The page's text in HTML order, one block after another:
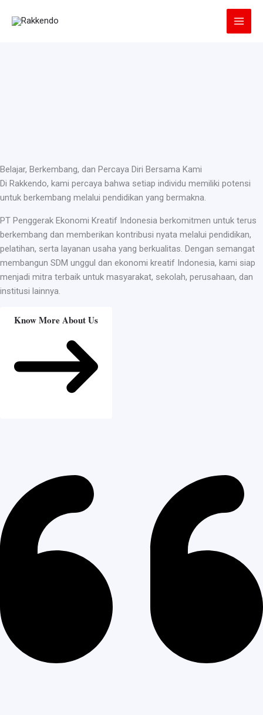
Belajar, Berkembang, dan Percaya Diri Bersama Kami
Di Rakkendo, kami percaya bahwa setiap individu memiliki potensi
untuk berkembang melalui pendidikan yang bermakna.
PT Penggerak Ekonomi Kreatif Indonesia berkomitmen untuk terus
berkembang dan memberikan kontribusi nyata melalui pendidikan,
pelatihan, serta layanan usaha yang berkualitas. Dengan semangat
membangun SDM unggul dan ekonomi kreatif Indonesia, kami siap
menjadi mitra terbaik untuk masyarakat, sekolah, perusahaan, dan
institusi lainnya.
Know More About Us